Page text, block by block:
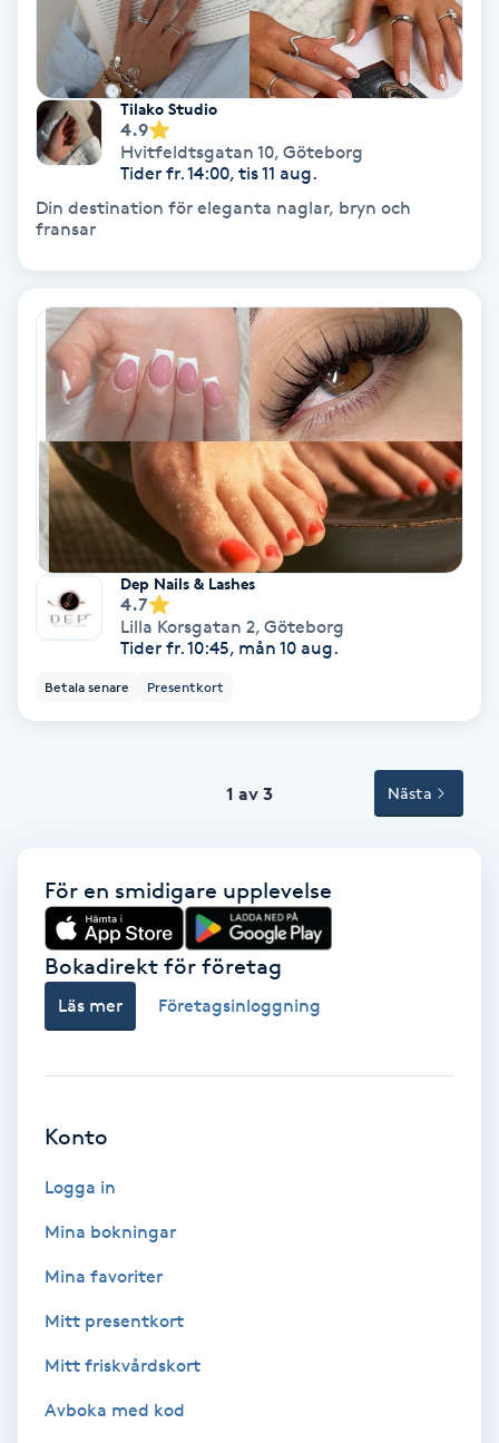
Thaimassage
Toning
Torr hårbotten
Torrborstning
Trådning
Träning
Tvätt & Fön
Vaccination
Vampyrbehandling
Vaxning brasiliansk
Vinyasa Yoga
Volymfransar
Vårtor
Yin Yoga
Yoga
Yogamassage
Zonterapi
Tilako Studio
4.9
Hvitfeldtsgatan 10, Göteborg
Tider fr. 14:00, tis 11 aug.
Din destination för eleganta naglar, bryn och
fransar
Dep Nails & Lashes
4.7
Lilla Korsgatan 2, Göteborg
Tider fr. 10:45, mån 10 aug.
Betala senare Presentkort
1 av 3 Nästa
För en smidigare upplevelse
Bokadirekt för företag
Läs mer Företagsinloggning
Konto
Logga in
Mina bokningar
Mina favoriter
Mitt presentkort
Mitt friskvårdskort
Avboka med kod